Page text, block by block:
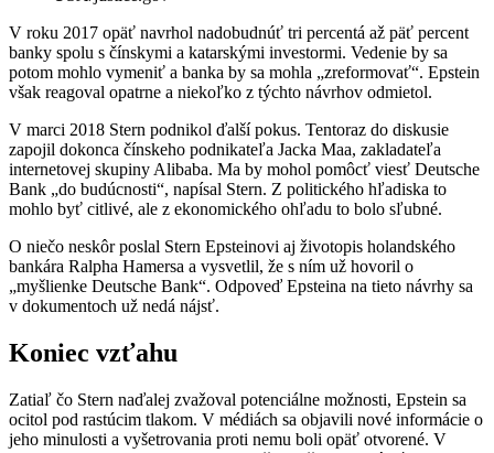
V roku 2017 opäť navrhol nadobudnúť tri percentá až päť percent
banky spolu s čínskymi a katarskými investormi. Vedenie by sa
potom mohlo vymeniť a banka by sa mohla „zreformovať“. Epstein
však reagoval opatrne a niekoľko z týchto návrhov odmietol.
V marci 2018 Stern podnikol ďalší pokus. Tentoraz do diskusie
zapojil dokonca čínskeho podnikateľa Jacka Maa, zakladateľa
internetovej skupiny Alibaba. Ma by mohol pomôcť viesť Deutsche
Bank „do budúcnosti“, napísal Stern. Z politického hľadiska to
mohlo byť citlivé, ale z ekonomického ohľadu to bolo sľubné.
O niečo neskôr poslal Stern Epsteinovi aj životopis holandského
bankára Ralpha Hamersa a vysvetlil, že s ním už hovoril o
„myšlienke Deutsche Bank“. Odpoveď Epsteina na tieto návrhy sa
v dokumentoch už nedá nájsť.
Koniec vzťahu
Zatiaľ čo Stern naďalej zvažoval potenciálne možnosti, Epstein sa
ocitol pod rastúcim tlakom. V médiách sa objavili nové informácie o
jeho minulosti a vyšetrovania proti nemu boli opäť otvorené. V